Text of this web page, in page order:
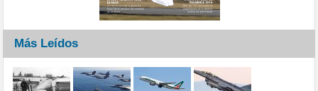
Más Leídos